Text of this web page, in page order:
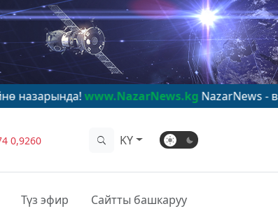
www.NazarNews.kgNazarNews - в центре
0,9260 KY
Түз эфир Сайтты башкаруу